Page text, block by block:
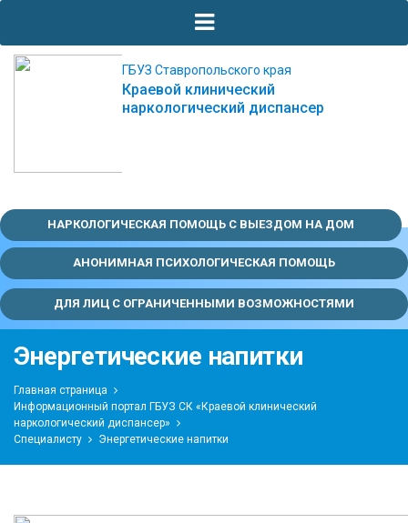
ГБУЗ Ставропольского края
Краевой клинический
наркологический диспансер
НАРКОЛОГИЧЕСКАЯ ПОМОЩЬ С ВЫЕЗДОМ НА ДОМ
АНОНИМНАЯ ПСИХОЛОГИЧЕСКАЯ ПОМОЩЬ
ДЛЯ ЛИЦ С ОГРАНИЧЕННЫМИ ВОЗМОЖНОСТЯМИ
Энергетические напитки
Главная страница
Информационный портал ГБУЗ СК «Краевой клинический
наркологический диспансер»
Специалисту
Энергетические напитки